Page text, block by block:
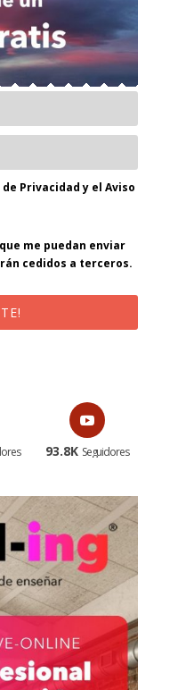
Privacidad y el Aviso
me puedan enviar
cedidos a terceros.
93.8K Seguidores